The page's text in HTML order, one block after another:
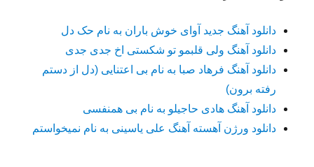
دانلود آهنگ جدید آوای خوش باران به نام حک دل
دانلود آهنگ ولی قلبمو تو شکستی اخ جدی جدی
دانلود آهنگ فرهاد صبا به نام بی اعتنایی (دل از دستم
رفته برون)
دانلود آهنگ هادی حاجیلو به نام بی همنفسی
دانلود ورژن آهسته آهنگ علی یاسینی به نام نمیخواستم